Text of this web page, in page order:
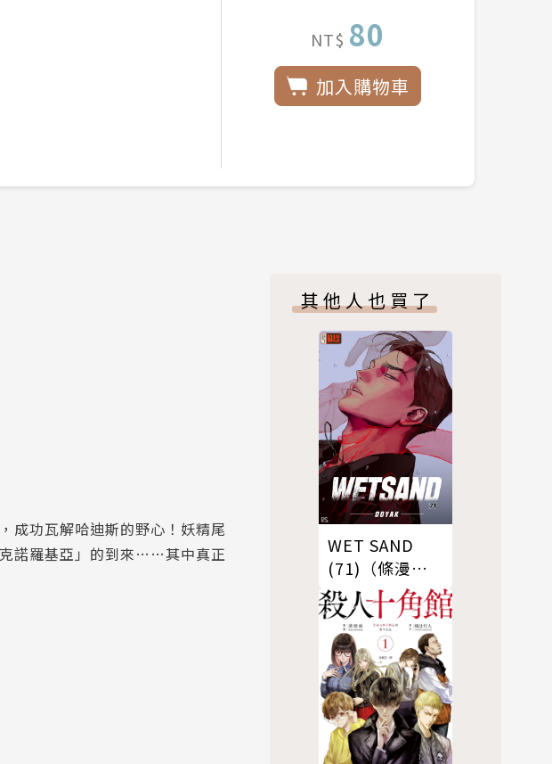
NT$ 80
加入購物車
成功瓦解哈迪斯的野心！妖精尾
諾羅基亞」的到來……其中真正
其他人也買了
WET SAND
(71)（條漫
版）